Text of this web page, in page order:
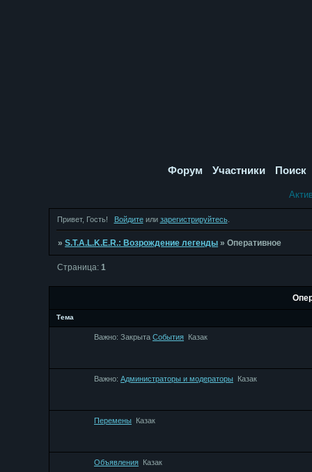
Форум Участники Поиск
Привет, Гость! Войдитеили зарегистрируйтесь.
»S.T.A.L.K.E.R.: Возрождение легенды »Оперативное
Страница:1
Тема
Важно: Закрыта События Казак
Важно: Администраторы и модераторы Казак
Перемены Казак
Объявления Казак